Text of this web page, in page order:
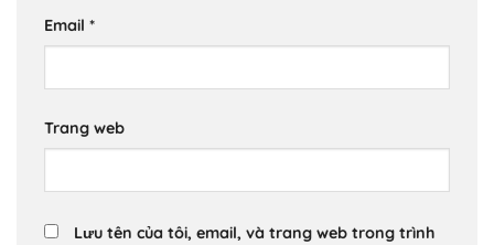
Email *
Trang web
Lưu tên của tôi, email, và trang web trong trình